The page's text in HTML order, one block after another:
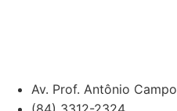
Av. Prof. Antônio